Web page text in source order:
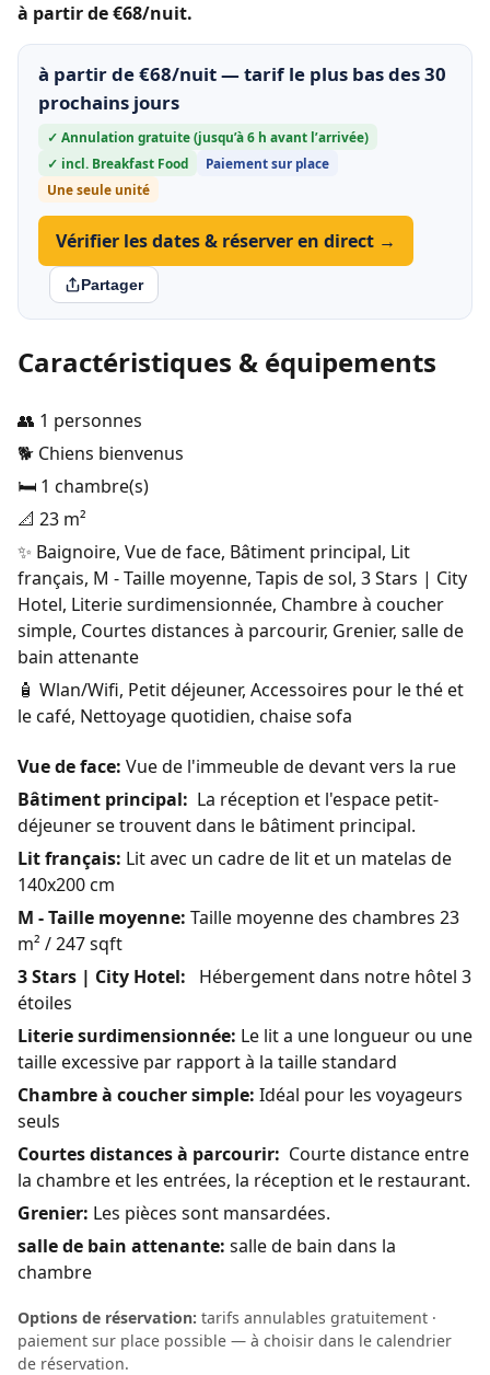
à partir de €68/nuit.
à partir de €68/nuit — tarif le plus bas des 30
prochains jours
✓ Annulation gratuite (jusqu’à 6 h avant l’arrivée)
✓ incl. Breakfast Food
Paiement sur place
Une seule unité
Vérifier les dates & réserver en direct →
Partager
Caractéristiques & équipements
👥 1 personnes
🐕 Chiens bienvenus
🛏️ 1 chambre(s)
📐 23 m²
✨ Baignoire, Vue de face, Bâtiment principal, Lit
français, M - Taille moyenne, Tapis de sol, 3 Stars | City
Hotel, Literie surdimensionnée, Chambre à coucher
simple, Courtes distances à parcourir, Grenier, salle de
bain attenante
🧴 Wlan/Wifi, Petit déjeuner, Accessoires pour le thé et
le café, Nettoyage quotidien, chaise sofa
Vue de face: Vue de l'immeuble de devant vers la rue
Bâtiment principal: La réception et l'espace petit-
déjeuner se trouvent dans le bâtiment principal.
Lit français: Lit avec un cadre de lit et un matelas de
140x200 cm
M - Taille moyenne: Taille moyenne des chambres 23
m² / 247 sqft
3 Stars | City Hotel: Hébergement dans notre hôtel 3
étoiles
Literie surdimensionnée: Le lit a une longueur ou une
taille excessive par rapport à la taille standard
Chambre à coucher simple: Idéal pour les voyageurs
seuls
Courtes distances à parcourir: Courte distance entre
la chambre et les entrées, la réception et le restaurant.
Grenier: Les pièces sont mansardées.
salle de bain attenante: salle de bain dans la
chambre
Options de réservation: tarifs annulables gratuitement ·
paiement sur place possible — à choisir dans le calendrier
de réservation.